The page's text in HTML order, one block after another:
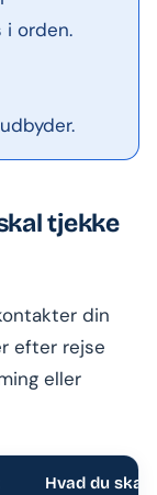
i orden.
tjekke
din
efter rejse
eller
Hvad du skal